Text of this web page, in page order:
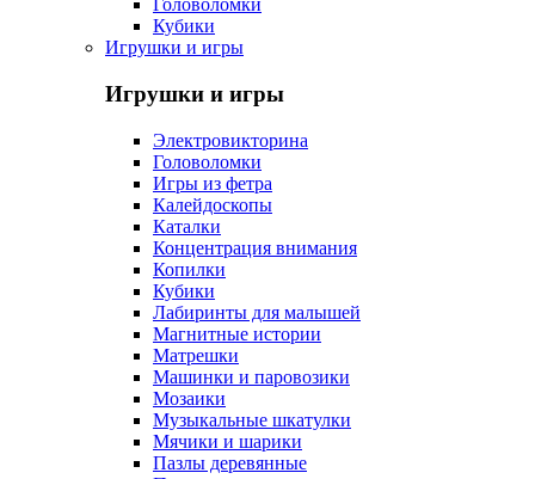
Головоломки
Кубики
Игрушки и игры
Игрушки и игры
Электровикторина
Головоломки
Игры из фетра
Калейдоскопы
Каталки
Концентрация внимания
Копилки
Кубики
Лабиринты для малышей
Магнитные истории
Матрешки
Машинки и паровозики
Мозаики
Музыкальные шкатулки
Мячики и шарики
Пазлы деревянные